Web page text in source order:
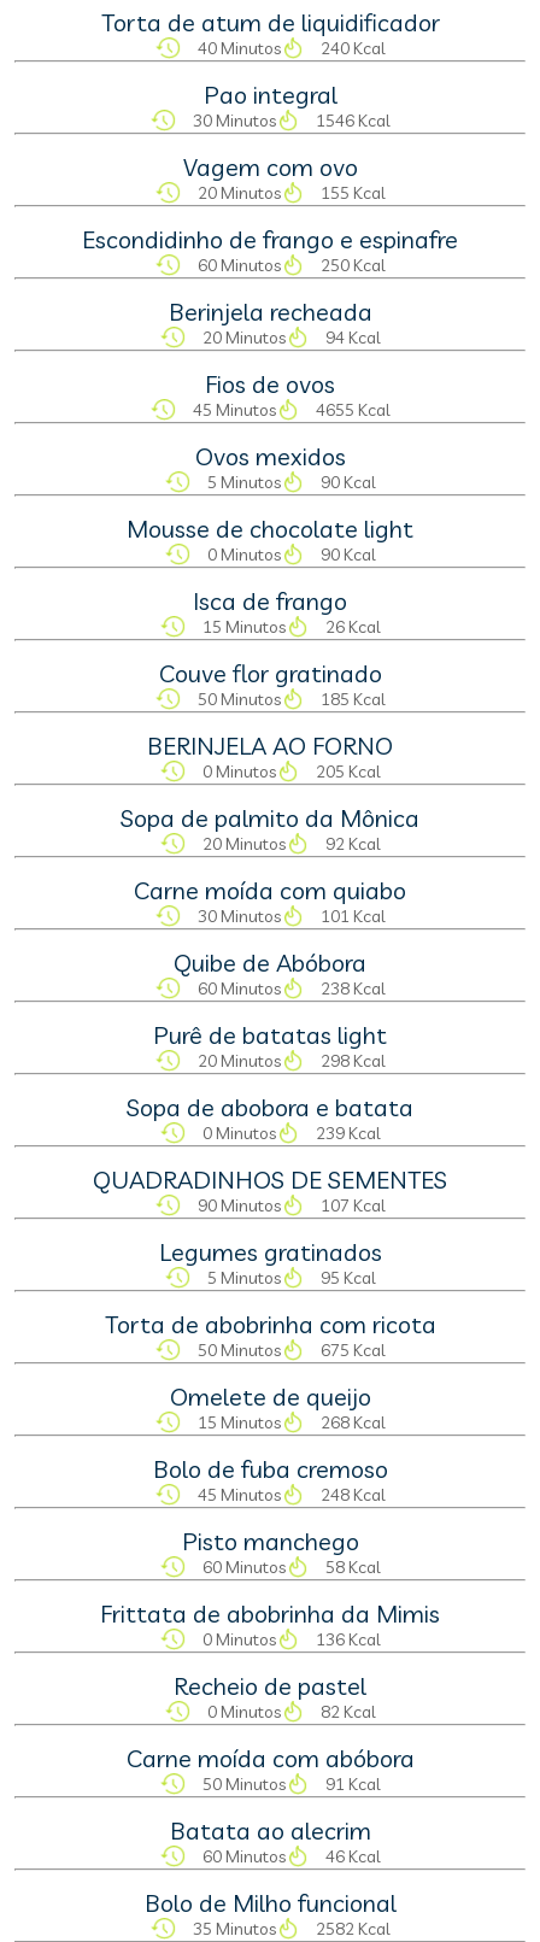
Torta de atum de liquidificador
40 Minutos 240 Kcal
Pao integral
30 Minutos 1546 Kcal
Vagem com ovo
20 Minutos 155 Kcal
Escondidinho de frango e espinafre
60 Minutos 250 Kcal
Berinjela recheada
20 Minutos 94 Kcal
Fios de ovos
45 Minutos 4655 Kcal
Ovos mexidos
5 Minutos 90 Kcal
Mousse de chocolate light
0 Minutos 90 Kcal
Isca de frango
15 Minutos 26 Kcal
Couve flor gratinado
50 Minutos 185 Kcal
BERINJELA AO FORNO
0 Minutos 205 Kcal
Sopa de palmito da Mônica
20 Minutos 92 Kcal
Carne moída com quiabo
30 Minutos 101 Kcal
Quibe de Abóbora
60 Minutos 238 Kcal
Purê de batatas light
20 Minutos 298 Kcal
Sopa de abobora e batata
0 Minutos 239 Kcal
QUADRADINHOS DE SEMENTES
90 Minutos 107 Kcal
Legumes gratinados
5 Minutos 95 Kcal
Torta de abobrinha com ricota
50 Minutos 675 Kcal
Omelete de queijo
15 Minutos 268 Kcal
Bolo de fuba cremoso
45 Minutos 248 Kcal
Pisto manchego
60 Minutos 58 Kcal
Frittata de abobrinha da Mimis
0 Minutos 136 Kcal
Recheio de pastel
0 Minutos 82 Kcal
Carne moída com abóbora
50 Minutos 91 Kcal
Batata ao alecrim
60 Minutos 46 Kcal
Bolo de Milho funcional
35 Minutos 2582 Kcal